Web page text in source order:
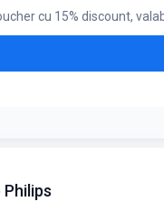
cu 15% discount,